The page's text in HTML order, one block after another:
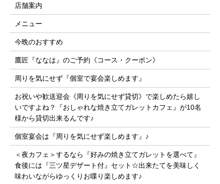
店舗案内
メニュー
今晩のおすすめ
鷹匠『ななは』のご予約《コース・クーポン》
周りを気にせず『個室で宴会楽しめます』
お祝いや歓送迎会《周りを気にせず貸切》で楽しめたら嬉し
いですよね？『おしゃれな焼き立てガレットカフェ』が10名
様から貸切出来るんです♪
個室宴会は『周りを気にせず楽しめます』♪
＜夜カフェ＞するなら『好みの焼き立てガレットを選べて』
食後には『三ツ星デザート付』セット☆出来たてを美味しく
味わいながらゆっくりお喋り楽しめます♪